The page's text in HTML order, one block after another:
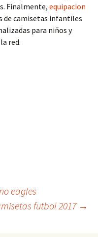
Finalmente, equipacion
de camisetas infantiles
para niños y
red.
eagles
futbol 2017 →